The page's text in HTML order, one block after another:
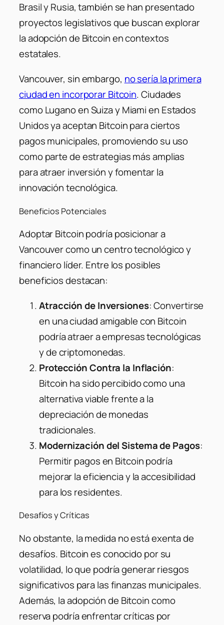
Brasil y Rusia, también se han presentado
proyectos legislativos que buscan explorar
la adopción de Bitcoin en contextos
estatales.
Vancouver, sin embargo, no sería la primera
ciudad en incorporar Bitcoin. Ciudades
como Lugano en Suiza y Miami en Estados
Unidos ya aceptan Bitcoin para ciertos
pagos municipales, promoviendo su uso
como parte de estrategias más amplias
para atraer inversión y fomentar la
innovación tecnológica.
Beneficios Potenciales
Adoptar Bitcoin podría posicionar a
Vancouver como un centro tecnológico y
financiero líder. Entre los posibles
beneficios destacan:
Atracción de Inversiones: Convertirse
en una ciudad amigable con Bitcoin
podría atraer a empresas tecnológicas
y de criptomonedas.
Protección Contra la Inflación:
Bitcoin ha sido percibido como una
alternativa viable frente a la
depreciación de monedas
tradicionales.
Modernización del Sistema de Pagos:
Permitir pagos en Bitcoin podría
mejorar la eficiencia y la accesibilidad
para los residentes.
Desafíos y Críticas
No obstante, la medida no está exenta de
desafíos. Bitcoin es conocido por su
volatilidad, lo que podría generar riesgos
significativos para las finanzas municipales.
Además, la adopción de Bitcoin como
reserva podría enfrentar críticas por